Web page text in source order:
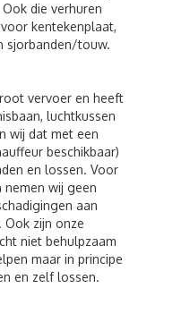
die verhuren
kentekenplaat,
sjorbanden/touw.
vervoer en heeft
luchtkussen
wij dat met een
beschikbaar)
en lossen. Voor
wij geen
aan
Ook zijn onze
niet behulpzaam
maar in principe
en zelf lossen.